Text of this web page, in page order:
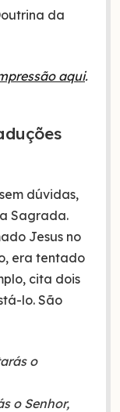
da
aqui.
dúvidas,
Sagrada.
Jesus no
era tentado
cita dois
lo. São
o
o Senhor,